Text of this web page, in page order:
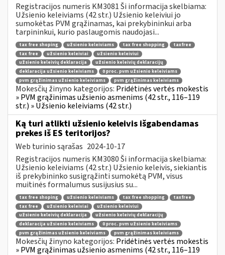
Registracijos numeris KM3081 Ši informacija skelbiama:
Užsienio keleiviams (42 str.) Užsienio keleiviui jo
sumokėtas PVM grąžinamas, kai prekybininkui arba
tarpininkui, kurio paslaugomis naudojasi...
tax free shoping užsienio keleiviams tax free shopping
taxfree
tax free
užsienio keleiviai
užsienio keleiviui
užsienio keleivių deklaracija
užsienio keleivių deklaracijų
deklaracija užsienio keleiviams
0 proc. pvm užsienio keleiviams
pvm grąžinimas užsienio keleiviams
pvm grąžinimas keleiviams
Mokesčių žinyno kategorijos: Pridėtinės vertės mokestis
» PVM grąžinimas užsienio asmenims (42 str., 116–119
str.) » Užsienio keleiviams (42 str.)
Ką turi atlikti užsienio keleivis išgabendamas
prekes iš ES teritorijos?
Web turinio sąrašas 2024-10-17
Registracijos numeris KM3080 Ši informacija skelbiama:
Užsienio keleiviams (42 str.) Užsienio keleivis, siekiantis
iš prekybininko susigrąžinti sumokėtą PVM, visus
muitinės formalumus susijusius su...
tax free shoping užsienio keleiviams tax free shopping
taxfree
tax free
užsienio keleiviai
užsienio keleiviui
užsienio keleivių deklaracija
užsienio keleivių deklaracijų
deklaracija užsienio keleiviams
0 proc. pvm užsienio keleiviams
pvm grąžinimas užsienio keleiviams
pvm grąžinimas keleiviams
Mokesčių žinyno kategorijos: Pridėtinės vertės mokestis
» PVM grąžinimas užsienio asmenims (42 str., 116–119